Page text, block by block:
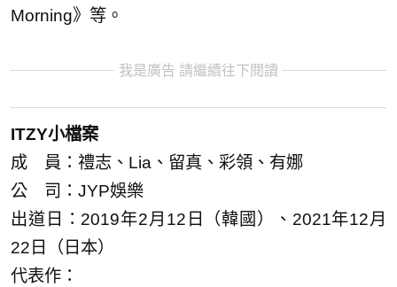
Morning》等。
我是廣告 請繼續往下閱讀
ITZY小檔案
成 員：禮志、Lia、留真、彩領、有娜
公 司：JYP娛樂
出道日：2019年2月12日（韓國）、2021年12月
22日（日本）
代表作：